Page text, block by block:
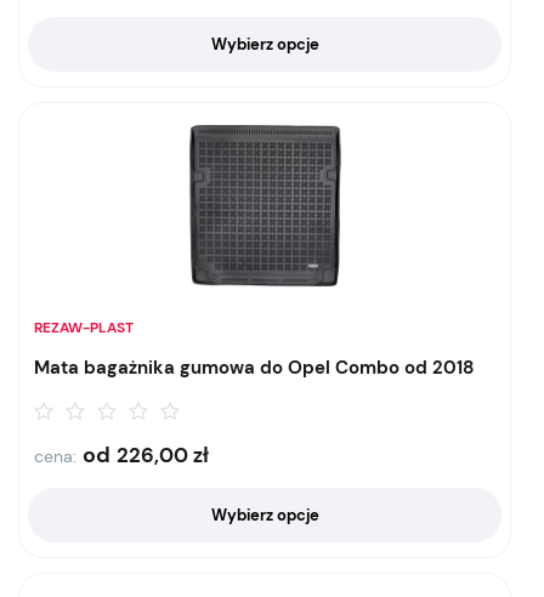
Wybierz opcje
REZAW-PLAST
Mata bagażnika gumowa do Opel Combo od 2018
cena: od 226,00zł
Wybierz opcje